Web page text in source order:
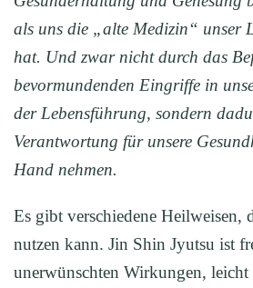
als uns die „alte Medizin“ unser
hat. Und zwar nicht durch das
bevormundenden Eingriffe in
der Lebensführung, sondern
Verantwortung für unsere
Hand nehmen.
Es gibt verschiedene Heilweisen,
nutzen kann. Jin Shin Jyutsu ist
unerwünschten Wirkungen,